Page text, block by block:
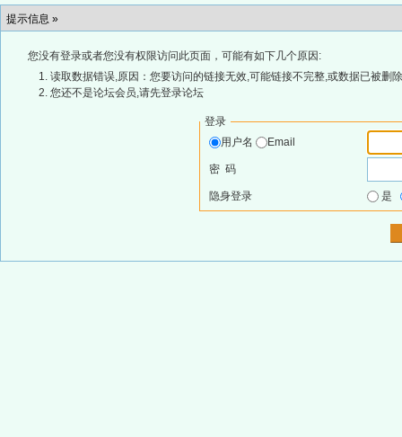
提示信息 »
您没有登录或者您没有权限访问此页面，可能有如下几个原因:
读取数据错误,原因：您要访问的链接无效,可能链接不完整,或数据已被删
您还不是论坛会员,请先登录论坛
登录
用户名
Email
密 码
隐身登录 是